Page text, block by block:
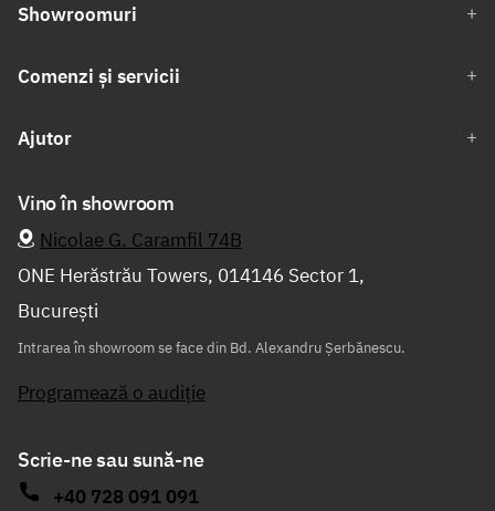
Showroomuri
Comenzi și servicii
Ajutor
Vino în showroom
Nicolae G. Caramfil 74B
ONE Herăstrău Towers, 014146 Sector 1,
București
Intrarea în showroom se face din Bd. Alexandru Șerbănescu.
Programează o audiție
Scrie-ne sau sună-ne
+40 728 091 091